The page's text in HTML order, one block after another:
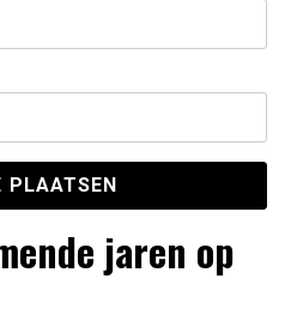
jaren op